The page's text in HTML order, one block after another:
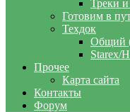
Треки
Готовим в
Техдок
Общий
Starex/
Прочее
Карта сайта
Контакты
Форум